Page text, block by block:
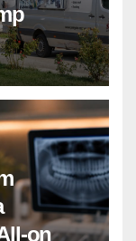
on